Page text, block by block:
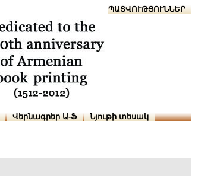
ՆԱԽԱՊԱՏՎՈՒԹՅՈՒՆՆԵՐ
Վերնագրեր Ա-Ֆ Նյութի տեսակ